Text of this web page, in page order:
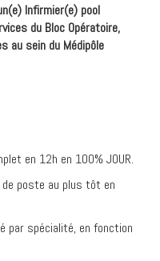
Infirmier(e) pool
du Bloc Opératoire,
au sein du Médipôle
en 12h en 100% JOUR.
poste au plus tôt en
par spécialité, en fonction